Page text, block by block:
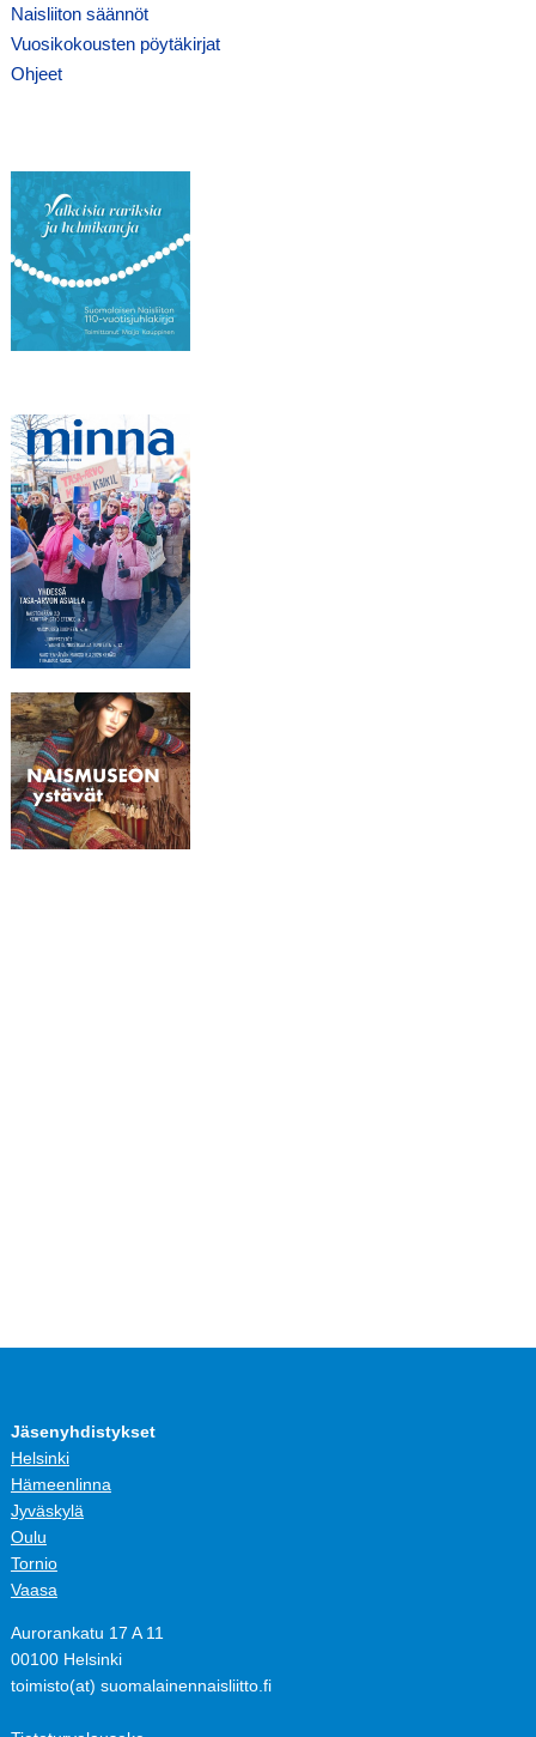
Naisliiton säännöt
Vuosikokousten pöytäkirjat
Ohjeet
Jäsenyhdistykset
Helsinki
Hämeenlinna
Jyväskylä
Oulu
Tornio
Vaasa
Aurorankatu 17 A 11
00100 Helsinki
toimisto(at) suomalainennaisliitto.fi